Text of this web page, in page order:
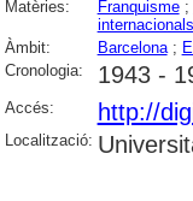
Matèries: Franquisme;
internacionals
Àmbit:
Barcelona;
Cronologia:
1943 -
Accés: http://
Localització: